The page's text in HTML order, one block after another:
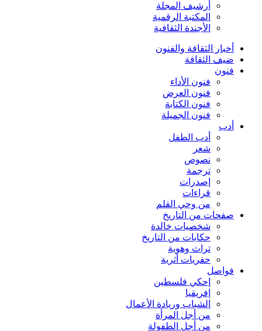
أرشيف المجلة
المكتبة الرقمية
الأجندة الثقافية
أخبار الثقافة والفنون
ضيف الثقافة
فنون
فنون الأداء
فنون العرض
فنون الكتابة
فنون الجميلة
أدب
أدب الطفل
شعر
نصوص
ترجمة
إصدرات
قراءات
من وحي القلم
صفحات من التاريخ
شخصيات خالدة
حكايات من التاريخ
تراث وهوية
حفريات أثرية
فواصل
إحكي فلسطين
إفريقيا
الشباب وريادة الأعمال
من أجل المرأة
من أجل الطفولة